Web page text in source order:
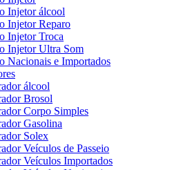
Injetor álcool
Injetor Reparo
Injetor Troca
Injetor Ultra Som
Nacionais e Importados
álcool
Brosol
Corpo Simples
Gasolina
Solex
Veículos de Passeio
Veículos Importados